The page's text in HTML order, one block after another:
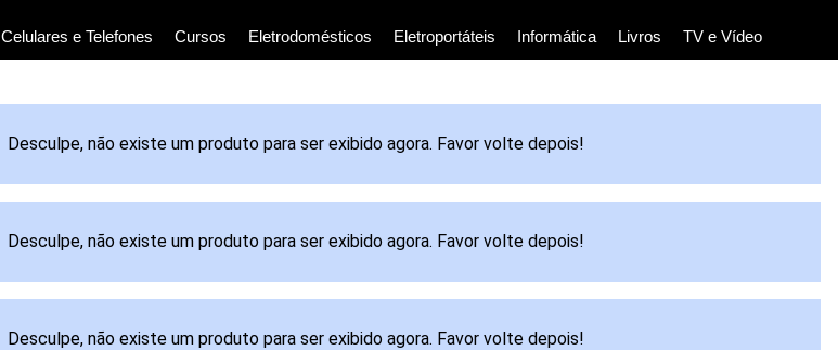
Celulares e Telefones Cursos Eletrodomésticos Eletroportáteis Informática Livros TV e Vídeo
Desculpe, não existe um produto para ser exibido agora. Favor volte depois!
Desculpe, não existe um produto para ser exibido agora. Favor volte depois!
Desculpe, não existe um produto para ser exibido agora. Favor volte depois!